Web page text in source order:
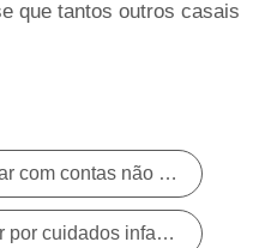
que tantos outros casais
3 maneiras de lidar com contas não planejadas
Faz sentido pagar por cuidados infantis para que você possa trabalhar?